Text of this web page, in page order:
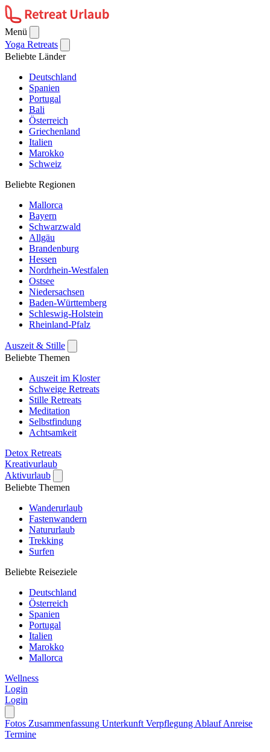
Menü
Yoga Retreats
Beliebte Länder
Deutschland
Spanien
Portugal
Bali
Österreich
Griechenland
Italien
Marokko
Schweiz
Beliebte Regionen
Mallorca
Bayern
Schwarzwald
Allgäu
Brandenburg
Hessen
Nordrhein-Westfalen
Ostsee
Niedersachsen
Baden-Württemberg
Schleswig-Holstein
Rheinland-Pfalz
Auszeit & Stille
Beliebte Themen
Auszeit im Kloster
Schweige Retreats
Stille Retreats
Meditation
Selbstfindung
Achtsamkeit
Detox Retreats
Kreativurlaub
Aktivurlaub
Beliebte Themen
Wanderurlaub
Fastenwandern
Natururlaub
Trekking
Surfen
Beliebte Reiseziele
Deutschland
Österreich
Spanien
Portugal
Italien
Marokko
Mallorca
Wellness
Login
Login
Fotos Zusammenfassung Unterkunft Verpflegung AblaufAnreise
Termine